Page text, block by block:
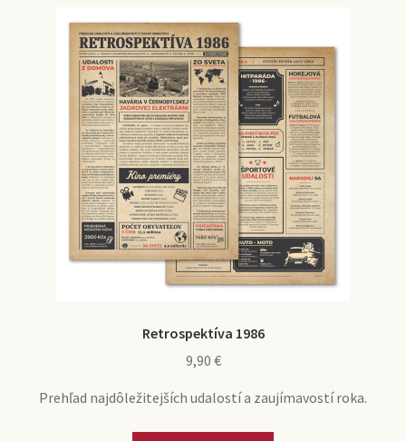
Retrospektíva 1986
9,90 €
Prehľad najdôležitejších udalostí a zaujímavostí roka.